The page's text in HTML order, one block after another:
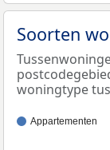
Soorten
woningtype
Appartementen